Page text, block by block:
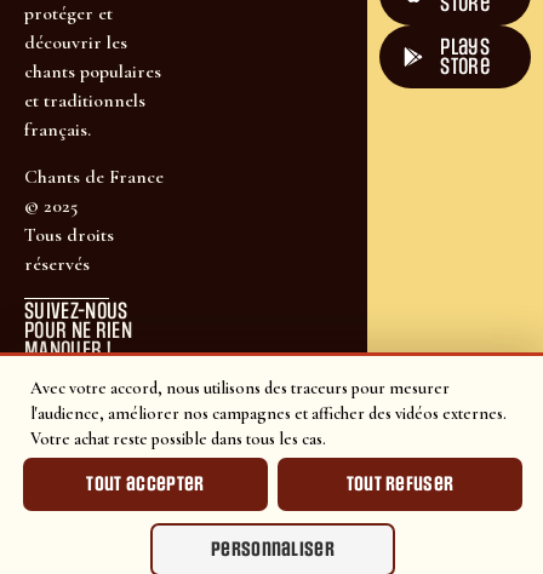
Avec votre accord, nous utilisons des traceurs pour mesurer
l'audience, améliorer nos campagnes et afficher des vidéos externes.
Votre achat reste possible dans tous les cas.
Tout accepter Tout refuser
Personnaliser
protéger et
découvrir les
chants populaires
et traditionnels
français.
Chants de France
© 2025
Tous droits
réservés
SUIVEZ-NOUS
POUR NE RIEN
MANQUER !
plays
store